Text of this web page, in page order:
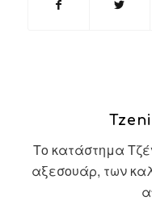
Το κατάστημα
αξεσουάρ, των